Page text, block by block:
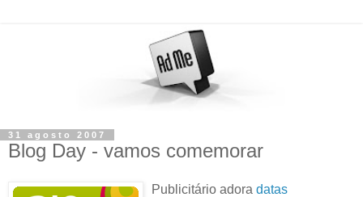
31 agosto 2007
Blog Day - vamos comemorar
Publicitário adora datas